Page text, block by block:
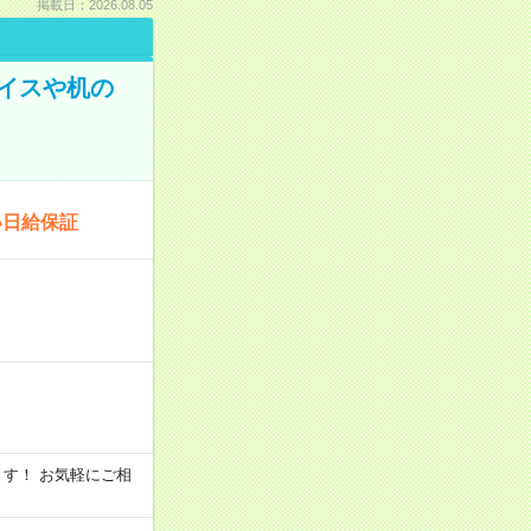
掲載日：2026.08.05
スや机の
給保証
！ お気軽にご相